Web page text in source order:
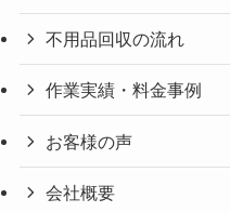
不用品回収の流れ
作業実績・料金事例
お客様の声
会社概要